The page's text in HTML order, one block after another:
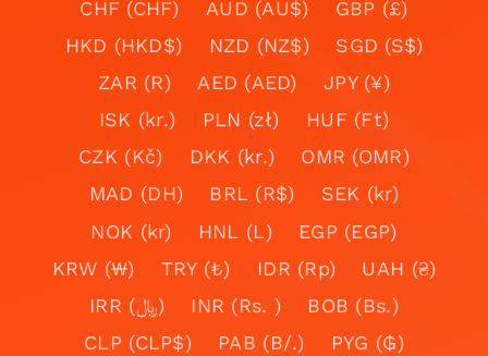
CHF (CHF)
AUD (AU$)
GBP (£)
HKD (HKD$)
NZD (NZ$)
SGD (S$)
ZAR (R)
AED (AED)
JPY (¥)
ISK (kr.)
PLN (zł)
HUF (Ft)
CZK (Kč)
DKK (kr.)
OMR (OMR)
MAD (DH)
BRL (R$)
SEK (kr)
NOK (kr)
HNL (L)
EGP (EGP)
KRW (₩)
TRY (₺) IDR (Rp)
UAH (₴)
IRR (﷼)
INR (Rs. )
BOB (Bs.)
CLP (CLP$)
PAB (B/.)
PYG (₲)